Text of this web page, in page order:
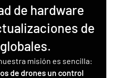
de hardware
de
misión es sencilla:
de drones un control